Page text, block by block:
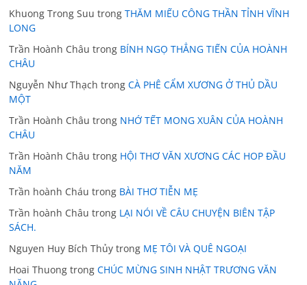
Khuong Trong Suu trongTHĂM MIẾU CÔNG THẦN TỈNH VĨNH
LONG
Trần Hoành Châu trong BÍNH NGỌ THẲNG TIẾN CỦA HOÀNH
CHÂU
Nguyễn Như Thạch trongCÀ PHÊ CẨM XƯƠNG Ở THỦ DẦU
MỘT
Trần Hoành Châu trong NHỚ TẾT MONG XUÂN CỦA HOÀNH
CHÂU
Trần Hoành Châu trong HỘI THƠ VĂN XƯƠNG CÁC HOP ĐẦU
NĂM
Trần hoành Cháu trong BÀI THƠ TIỄN MẸ
Trần hoành Châu trong LẠI NÓI VỀ CÂU CHUYỆN BIÊN TẬP
SÁCH.
Nguyen Huy Bích Thủy trong MẸ TÔI VÀ QUÊ NGOẠI
Hoai Thuong trongCHÚC MỪNG SINH NHẬT TRƯƠNG VĂN